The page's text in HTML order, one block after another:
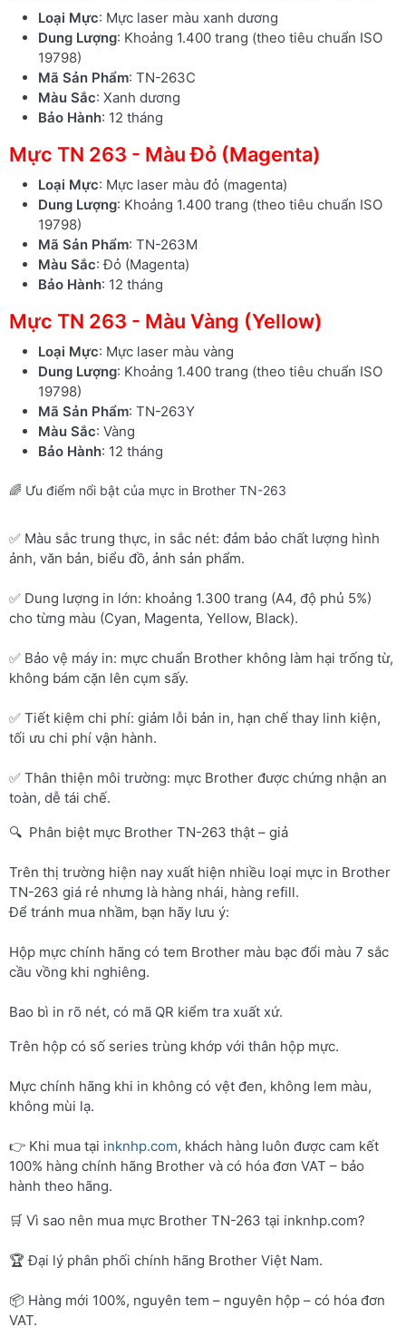
Loại Mực: Mực laser màu xanh dương
Dung Lượng: Khoảng 1.400 trang (theo tiêu chuẩn ISO
19798)
Mã Sản Phẩm: TN-263C
Màu Sắc: Xanh dương
Bảo Hành: 12 tháng
Mực TN 263 - Màu Đỏ (Magenta)
Loại Mực: Mực laser màu đỏ (magenta)
Dung Lượng: Khoảng 1.400 trang (theo tiêu chuẩn ISO
19798)
Mã Sản Phẩm: TN-263M
Màu Sắc: Đỏ (Magenta)
Bảo Hành: 12 tháng
Mực TN 263 - Màu Vàng (Yellow)
Loại Mực: Mực laser màu vàng
Dung Lượng: Khoảng 1.400 trang (theo tiêu chuẩn ISO
19798)
Mã Sản Phẩm: TN-263Y
Màu Sắc: Vàng
Bảo Hành: 12 tháng
🌈 Ưu điểm nổi bật của mực in Brother TN-263
✅ Màu sắc trung thực, in sắc nét: đảm bảo chất lượng hình
ảnh, văn bản, biểu đồ, ảnh sản phẩm.
✅ Dung lượng in lớn: khoảng 1.300 trang (A4, độ phủ 5%)
cho từng màu (Cyan, Magenta, Yellow, Black).
✅ Bảo vệ máy in: mực chuẩn Brother không làm hại trống từ,
không bám cặn lên cụm sấy.
✅ Tiết kiệm chi phí: giảm lỗi bản in, hạn chế thay linh kiện,
tối ưu chi phí vận hành.
✅ Thân thiện môi trường: mực Brother được chứng nhận an
toàn, dễ tái chế.
🔍 Phân biệt mực Brother TN-263 thật – giả
Trên thị trường hiện nay xuất hiện nhiều loại mực in Brother
TN-263 giá rẻ nhưng là hàng nhái, hàng refill.
Để tránh mua nhầm, bạn hãy lưu ý:
Hộp mực chính hãng có tem Brother màu bạc đổi màu 7 sắc
cầu vồng khi nghiêng.
Bao bì in rõ nét, có mã QR kiểm tra xuất xứ.
Trên hộp có số series trùng khớp với thân hộp mực.
Mực chính hãng khi in không có vệt đen, không lem màu,
không mùi lạ.
👉 Khi mua tại inknhp.com, khách hàng luôn được cam kết
100% hàng chính hãng Brother và có hóa đơn VAT – bảo
hành theo hãng.
🛒 Vì sao nên mua mực Brother TN-263 tại inknhp.com?
🏆 Đại lý phân phối chính hãng Brother Việt Nam.
📦 Hàng mới 100%, nguyên tem – nguyên hộp – có hóa đơn
VAT.